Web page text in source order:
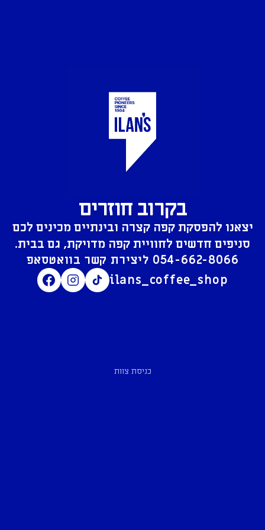
בקרוב חוזרים
יצאנו להפסקת קפה קצרה ובינתיים מכינים לכם
סניפים חדשים לחוויית קפה מדויקת, גם בבית.
054-662-8066
ilans_coffee_shop
כניסת צוות